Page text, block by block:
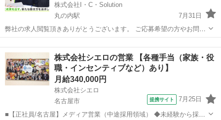
株式会社I・C・Solution
丸の内駅
7月31日
弊社の求人閲覧頂きありがとうございます。 ご応募希望の方やお問い
合わせは0120-772-007か公式LINEにてご連絡お願いします。 ※ジモテ
ィーを見たと言っていただけますとスムーズです。 ＝＝＝＝＝＝＝＝
＝＝...
株式会社シエロの営業 【各種手当（家族・役
職・インセンティブなど）あり】
月給340,000円
株式会社シエロ
名古屋市
提携サイト 7月25日
■【正社員/名古屋】メディア営業（中途採用領域） ◆未経験から採用